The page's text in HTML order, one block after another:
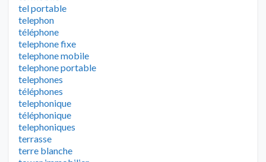
tel portable
telephon
téléphone
telephone fixe
telephone mobile
telephone portable
telephones
téléphones
telephonique
téléphonique
telephoniques
terrasse
terre blanche